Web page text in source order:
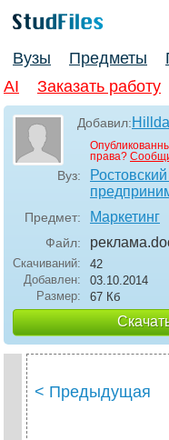
Вузы Предметы
AI
Заказать работу
Добавил:Hillda
права?
Вуз:
Предмет: Маркетинг
Файл: реклама
Скачиваний:
42
Добавлен:
03.10.2014
Размер:
67 Кб
< Предыдущая